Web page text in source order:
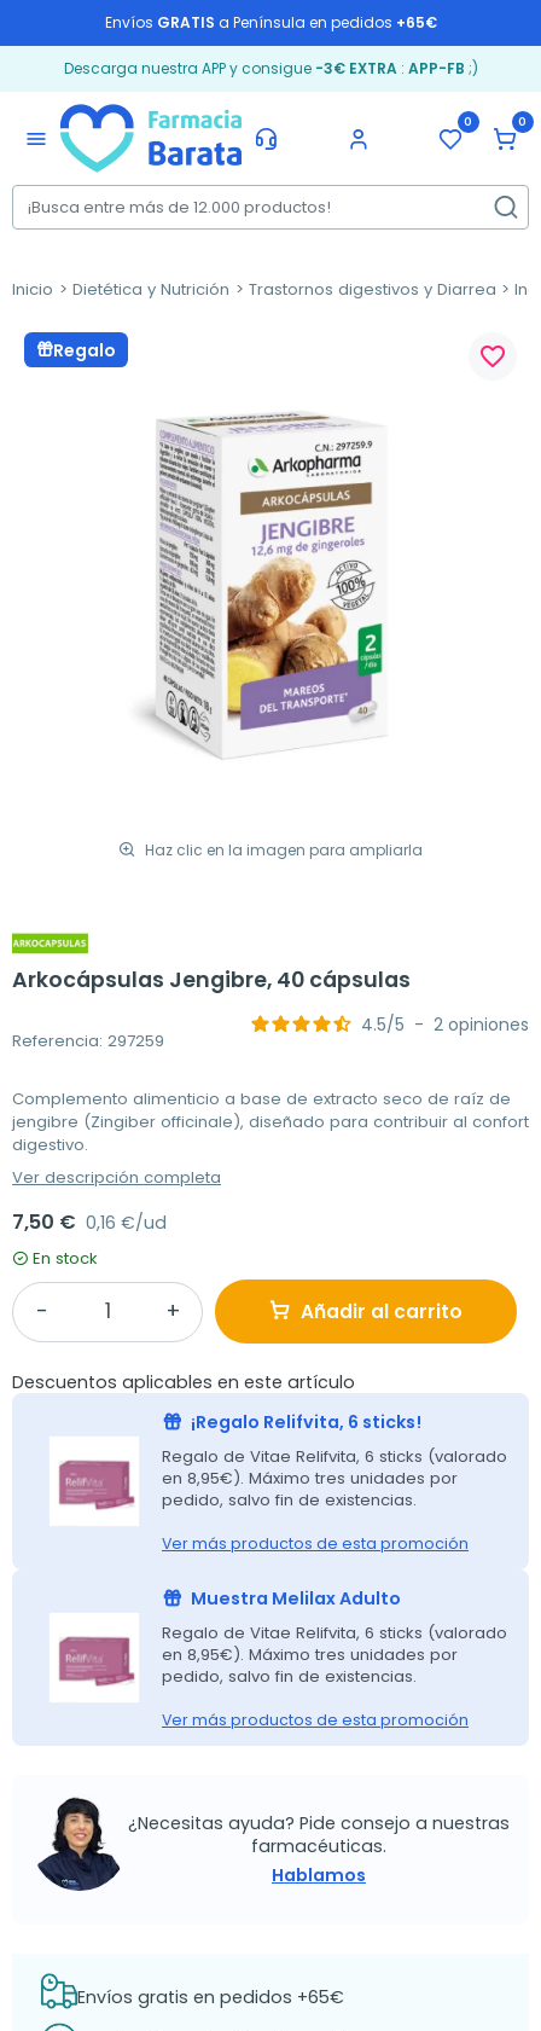
Envíos GRATIS a Península en pedidos +65€
Descarga nuestra APP y consigue -3€ EXTRA: APP-FB ;)
menu
0 0
Inicio Dietética y Nutrición Trastornos digestivos y Diarrea
Regalo
Haz clic en la imagen para ampliarla
favorite_border
Arkocápsulas Jengibre, 40 cápsulas
Referencia: 297259
4.5/5 - 2 opiniones
Complemento alimenticio a base de extracto seco de raíz de
jengibre (Zingiber officinale), diseñado para contribuir al confort
digestivo.
Ver descripción completa
7,50 € 0,16 €/ud
En stock
Añadir al carrito
Descuentos aplicables en este artículo
¡Regalo Relifvita, 6 sticks!
Regalo de Vitae Relifvita, 6 sticks (valorado
en 8,95€). Máximo tres unidades por
pedido, salvo fin de existencias.
Ver más productos de esta promoción
Muestra Melilax Adulto
Regalo de Vitae Relifvita, 6 sticks (valorado
en 8,95€). Máximo tres unidades por
pedido, salvo fin de existencias.
Ver más productos de esta promoción
¿Necesitas ayuda? Pide consejo a nuestras
farmacéuticas.
Hablamos
Envíos gratis en pedidos +65€